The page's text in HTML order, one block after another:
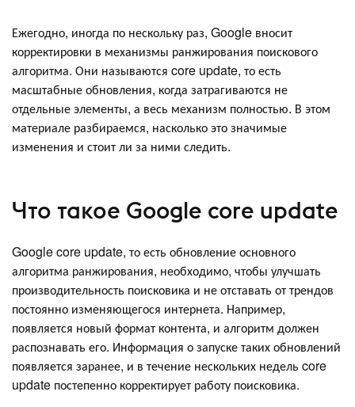
Ежегодно, иногда по нескольку раз, Google вносит
корректировки в механизмы ранжирования поискового
алгоритма. Они называются core update, то есть
масштабные обновления, когда затрагиваются не
отдельные элементы, а весь механизм полностью. В этом
материале разбираемся, насколько это значимые
изменения и стоит ли за ними следить.
Что такое Google core update
Google core update, то есть обновление основного
алгоритма ранжирования, необходимо, чтобы улучшать
производительность поисковика и не отставать от трендов
постоянно изменяющегося интернета. Например,
появляется новый формат контента, и алгоритм должен
распознавать его. Информация о запуске таких обновлений
появляется заранее, и в течение нескольких недель core
update постепенно корректирует работу поисковика.